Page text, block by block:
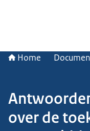
Home
over de